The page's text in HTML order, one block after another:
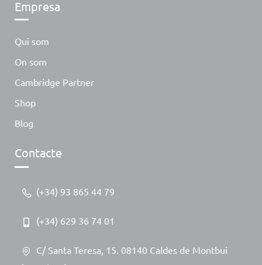
Empresa
Qui som
On som
Cambridge Partner
Shop
Blog
Contacte
(+34) 93 865 44 79
(+34) 629 36 74 01
C/ Santa Teresa, 15. 08140 Caldes de Montbui